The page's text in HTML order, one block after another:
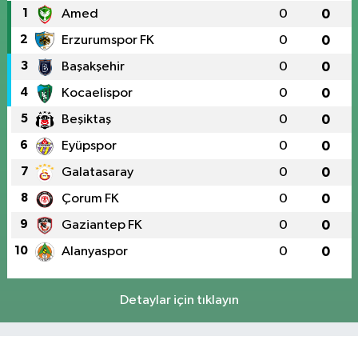
1 Amed 0 0
2 Erzurumspor FK 0 0
3 Başakşehir 0 0
4 Kocaelispor 0 0
5 Beşiktaş 0 0
6 Eyüpspor 0 0
7 Galatasaray 0 0
8 Çorum FK 0 0
9 Gaziantep FK 0 0
10 Alanyaspor 0 0
Detaylar için tıklayın